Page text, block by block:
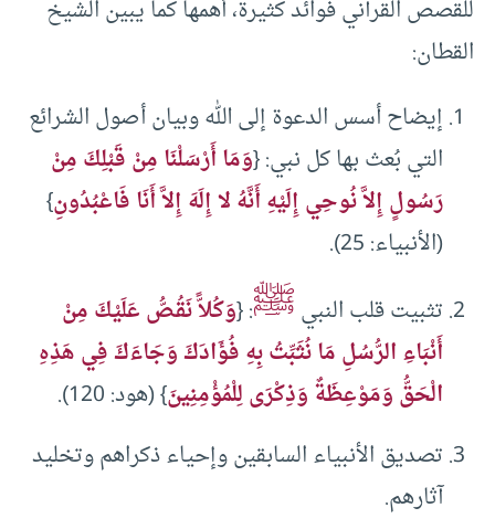
للقصص القرآني فوائد كثيرة، أهمها كما يبين الشيخ
القطان:
إيضاح أسس الدعوة إلى الله وبيان أصول الشرائع
التي بُعث بها كل نبي: {وَمَا أَرْسَلْنَا مِنْ قَبْلِكَ مِنْ
رَسُولٍ إِلاَّ نُوحِي إِلَيْهِ أَنَّهُ لا إِلَهَ إِلاَّ أَنَا فَاعْبُدُونِ}
(الأنبياء: 25).
تثبيت قلب النبيﷺ: {وَكُلاًّ نَقُصُّ عَلَيْكَ مِنْ
أَنْبَاءِ الرُّسُلِ مَا نُثَبِّتُ بِهِ فُؤَادَكَ وَجَاءَكَ فِي هَذِهِ
الْحَقُّ وَمَوْعِظَةٌ وَذِكْرَى لِلْمُؤْمِنِينَ} (هود: 120).
تصديق الأنبياء السابقين وإحياء ذكراهم وتخليد
آثارهم.